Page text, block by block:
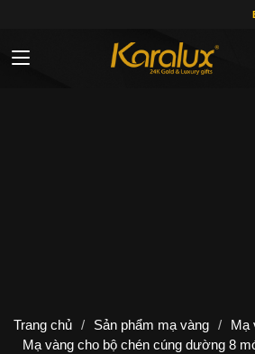
Toggle navigation
Trang chủ / Sản phẩm mạ vàng / Mạ
Mạ vàng cho bộ chén cúng dường 8